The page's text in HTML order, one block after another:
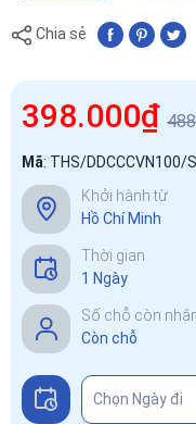
Chia sẻ
398.000₫
Mã: THS/DDCCCVN100/
Khởi hành từ
Hồ Chí Minh
Thời gian
1 Ngày
Số chỗ còn
Còn chỗ